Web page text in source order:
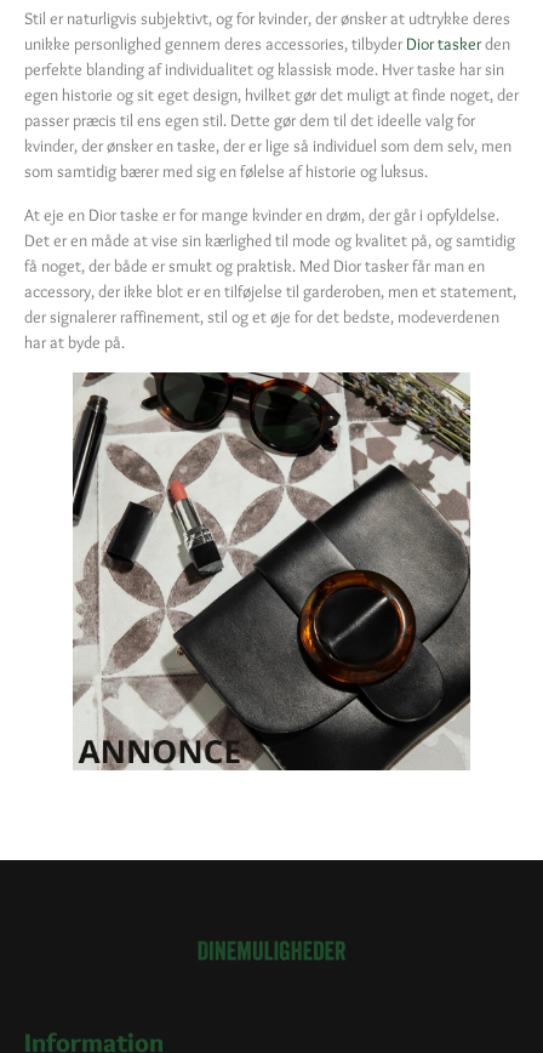
Stil er naturligvis subjektivt, og for kvinder, der ønsker at udtrykke deres
unikke personlighed gennem deres accessories, tilbyder Dior taskerden
perfekte blanding af individualitet og klassisk mode. Hver taske har sin
egen historie og sit eget design, hvilket gør det muligt at finde noget, der
passer præcis til ens egen stil. Dette gør dem til det ideelle valg for
kvinder, der ønsker en taske, der er lige så individuel som dem selv, men
som samtidig bærer med sig en følelse af historie og luksus.
At eje en Dior taske er for mange kvinder en drøm, der går i opfyldelse.
Det er en måde at vise sin kærlighed til mode og kvalitet på, og samtidig
få noget, der både er smukt og praktisk. Med Dior tasker får man en
accessory, der ikke blot er en tilføjelse til garderoben, men et statement,
der signalerer raffinement, stil og et øje for det bedste, modeverdenen
har at byde på.
Information